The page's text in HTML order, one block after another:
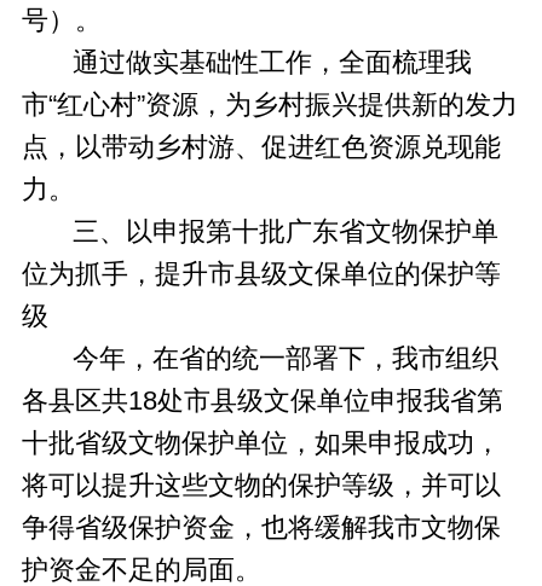
号）。
通过做实基础性工作，全面梳理我
市“红心村”资源，为乡村振兴提供新的发力
点，以带动乡村游、促进红色资源兑现能
力。
三、以申报第十批广东省文物保护单
位为抓手，提升市县级文保单位的保护等
级
今年，在省的统一部署下，我市组织
各县区共18处市县级文保单位申报我省第
十批省级文物保护单位，如果申报成功，
将可以提升这些文物的保护等级，并可以
争得省级保护资金，也将缓解我市文物保
护资金不足的局面。